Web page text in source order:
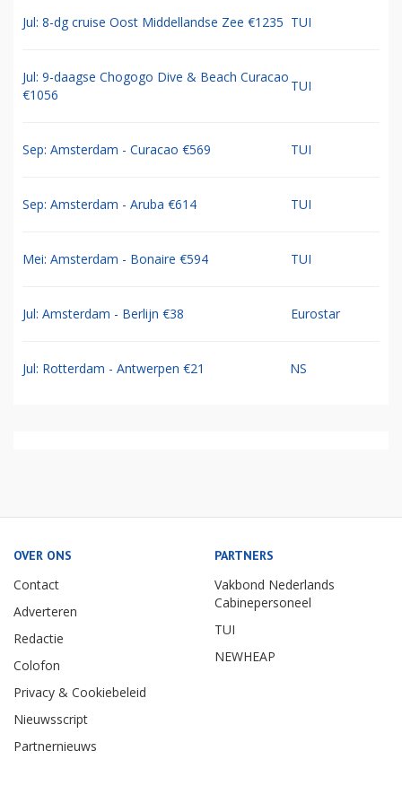
Jul: 8-dg cruise Oost Middellandse Zee €1235 TUI
Jul: 9-daagse Chogogo Dive & Beach Curacao
€1056
TUI
Sep: Amsterdam - Curacao €569 TUI
Sep: Amsterdam - Aruba €614 TUI
Mei: Amsterdam - Bonaire €594 TUI
Jul: Amsterdam - Berlijn €38 Eurostar
Jul: Rotterdam - Antwerpen €21 NS
OVER ONS
Contact
Adverteren
Redactie
Colofon
Privacy & Cookiebeleid
Nieuwsscript
Partnernieuws
PARTNERS
Vakbond Nederlands
Cabinepersoneel
TUI
NEWHEAP